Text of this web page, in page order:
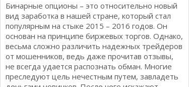
Опционы для начинающих
Стратегии
Торговля Kриптовалютой
Отзывы о бинарных опционах
Стратегии бинарных опционов
Добавить брокера в рейтинг
Бинарные опционы – это относительно новый
вид заработка в нашей стране, который стал
популярным на стыке 2015 – 2016 годов. Он
основан на принципе биржевых торгов. Однако,
весьма сложно различить надежных трейдеров
от мошенников, ведь даже прочитав отзывы,
не всегда удается распознать обман. Многие
преследуют цель нечестным путем, завладеть